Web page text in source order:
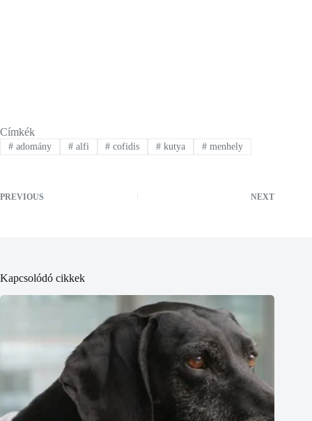
Címkék
#adomány #alfi # cofidis # kutya # menhely
PREVIOUS NEXT
Kapcsolódó cikkek